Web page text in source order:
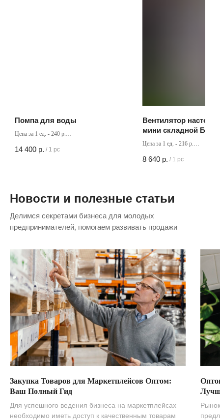
Помпа для воды
Цена за 1 ед. - 240 р.
14 400 р. / 1 pc
Вентилятор
мини складной
30х16.5 см, зарядка
Цена за 1 ед. - 216 р.
8 640 р. / 1 pc
Новости и полезные статьи
Делимся секретами бизнеса для молодых
предпринимателей, помогаем развивать продажи
Закупка Товаров для Маркетплейсов Оптом:
Ваш Полный Гид
Для успешного ведения бизнеса на маркетплейсах
необходимо иметь доступ к качественным товарам